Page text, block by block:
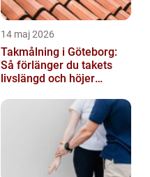
14 maj 2026
Takmålning i Göteborg:
Så förlänger du takets
livslängd och höjer